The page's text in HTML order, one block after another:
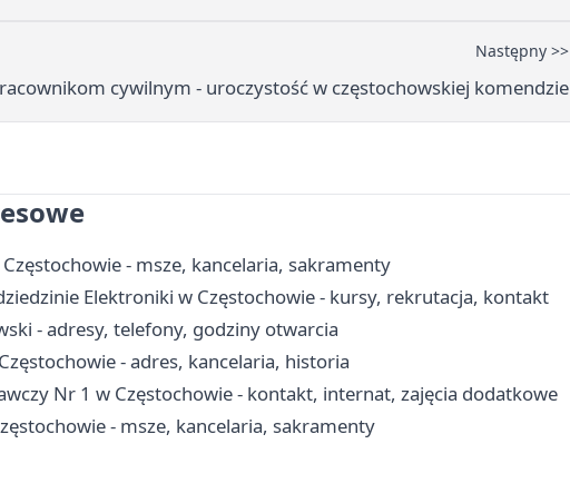
Następny >>
cywilnym - uroczystość w częstochowskiej komendzie
- msze, kancelaria, sakramenty
Elektroniki w Częstochowie - kursy, rekrutacja, kontakt
- adresy, telefony, godziny otwarcia
- adres, kancelaria, historia
Nr 1 w Częstochowie - kontakt, internat, zajęcia dodatkowe
- msze, kancelaria, sakramenty